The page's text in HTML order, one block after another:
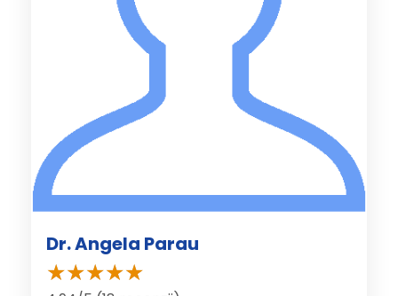
Dr. Angela Parau